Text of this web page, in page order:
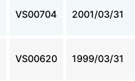
VS00704 2001/03/31
VS00620 1999/03/31